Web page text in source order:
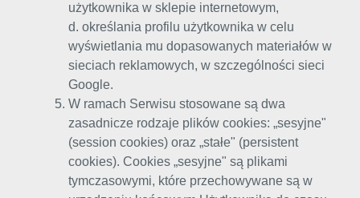
użytkownika w sklepie internetowym,
d. określania profilu użytkownika w celu
wyświetlania mu dopasowanych materiałów w
sieciach reklamowych, w szczególności sieci
Google.
W ramach Serwisu stosowane są dwa
zasadnicze rodzaje plików cookies: „sesyjne"
(session cookies) oraz „stałe" (persistent
cookies). Cookies „sesyjne" są plikami
tymczasowymi, które przechowywane są w